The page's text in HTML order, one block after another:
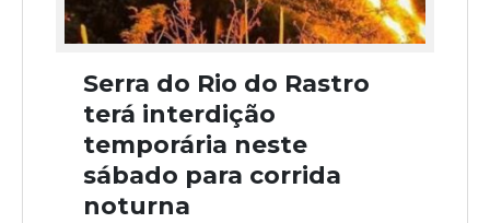
Serra do Rio do Rastro
terá interdição
temporária neste
sábado para corrida
noturna